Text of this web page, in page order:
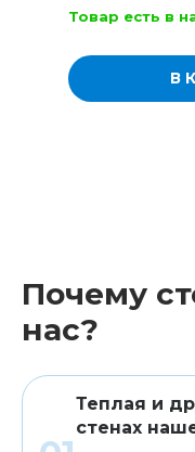
Товар есть в
В
Почему
нас?
Теплая и
стенах